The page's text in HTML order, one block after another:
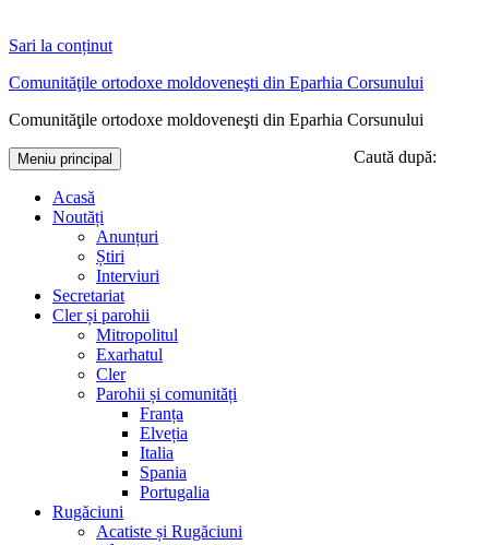
Sari la conținut
Comunităţile ortodoxe moldoveneşti din Eparhia Corsunului
Comunităţile ortodoxe moldoveneşti din Eparhia Corsunului
Meniu principal
Acasă
Noutăți
Anunțuri
Știri
Interviuri
Secretariat
Cler și parohii
Mitropolitul
Exarhatul
Cler
Parohii și comunități
Franța
Elveția
Italia
Spania
Portugalia
Rugăciuni
Acatiste și Rugăciuni
Caută după: